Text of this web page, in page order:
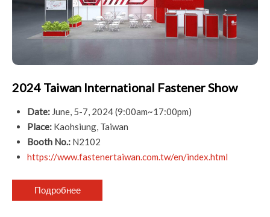
2024 Taiwan International Fastener Show
Date: June, 5-7, 2024 (9:00am~17:00pm)
Place: Kaohsiung, Taiwan
Booth No.: N2102
https://www.fastenertaiwan.com.tw/en/index.html
Подробнее